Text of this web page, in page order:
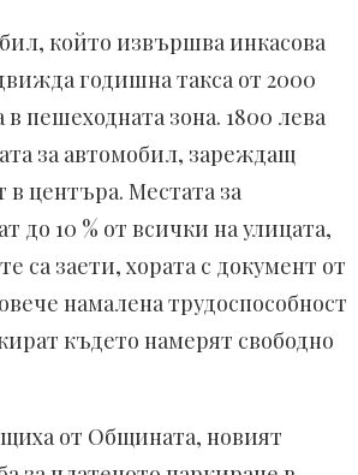
който извършва инкасова
годишна такса от 2000
в пешеходната зона. 1800 лева
за автомобил, зареждащ
в центъра. Местата за
до 10 % от всички на улицата,
са заети, хората с документ от
намалена трудоспособност
където намерят свободно
от Общината, новият